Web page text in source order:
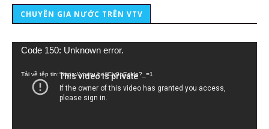
CHUYÊN GIA NƯỚC TRÊN VTV
Trình
Code 150: Unknown error.
Tải về tệp tin: https://youtu.be/lCiy9qEdklo?_=1